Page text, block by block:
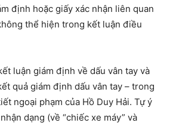
định hoặc giấy xác nhận liên quan
thể hiện trong kết luận điều
luận giám định về dấu vân tay và
quả giám định dấu vân tay – trong
ngoại phạm của Hồ Duy Hải. Tự ý
dạng (về “chiếc xe máy” và